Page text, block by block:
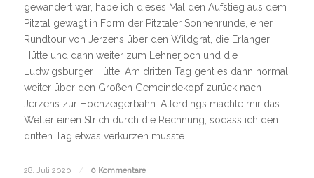
gewandert war, habe ich dieses Mal den Aufstieg aus dem
Pitztal gewagt in Form der Pitztaler Sonnenrunde, einer
Rundtour von Jerzens über den Wildgrat, die Erlanger
Hütte und dann weiter zum Lehnerjoch und die
Ludwigsburger Hütte. Am dritten Tag geht es dann normal
weiter über den Großen Gemeindekopf zurück nach
Jerzens zur Hochzeigerbahn. Allerdings machte mir das
Wetter einen Strich durch die Rechnung, sodass ich den
dritten Tag etwas verkürzen musste.
28. Juli 2020 / 0 Kommentare